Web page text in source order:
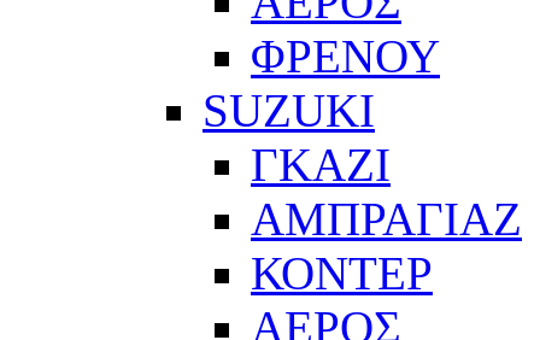
ΦΡΕΝΟΥ
SUZUKI
ΓΚΑΖΙ
ΑΜΠΡΑΓΙΑΖ
ΚΟΝΤΕΡ
ΑΕΡΟΣ